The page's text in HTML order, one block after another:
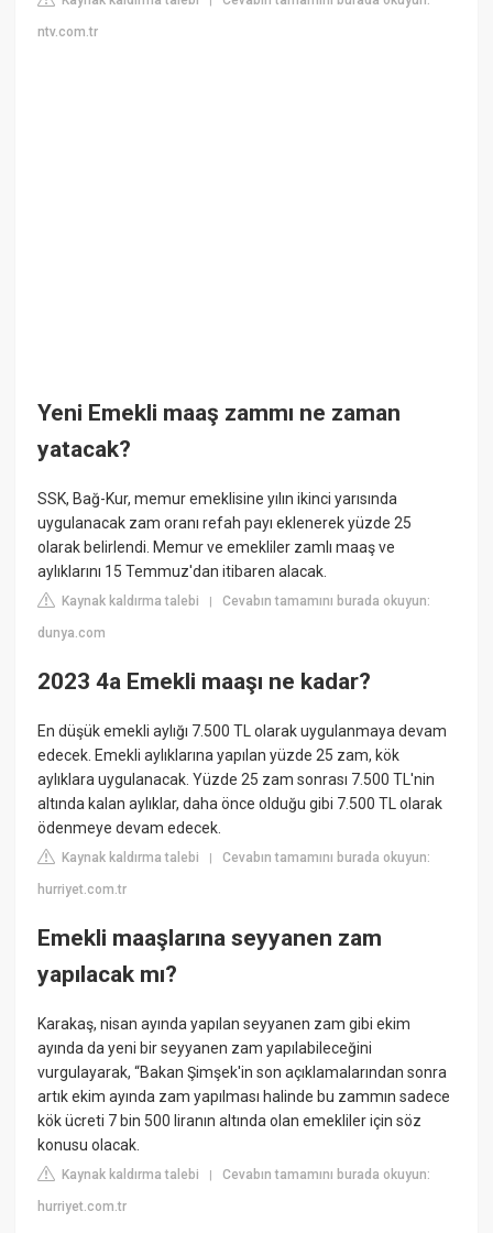
ntv.com.tr
Yeni Emekli maaş zammı ne zaman
yatacak?
SSK, Bağ-Kur, memur emeklisine yılın ikinci yarısında
uygulanacak zam oranı refah payı eklenerek yüzde 25
olarak belirlendi. Memur ve emekliler zamlı maaş ve
aylıklarını 15 Temmuz'dan itibaren alacak.
Kaynak kaldırma talebi |Cevabın tamamını burada okuyun:
dunya.com
2023 4a Emekli maaşı ne kadar?
En düşük emekli aylığı 7.500 TL olarak uygulanmaya devam
edecek. Emekli aylıklarına yapılan yüzde 25 zam, kök
aylıklara uygulanacak. Yüzde 25 zam sonrası 7.500 TL'nin
altında kalan aylıklar, daha önce olduğu gibi 7.500 TL olarak
ödenmeye devam edecek.
Kaynak kaldırma talebi |Cevabın tamamını burada okuyun:
hurriyet.com.tr
Emekli maaşlarına seyyanen zam
yapılacak mı?
Karakaş, nisan ayında yapılan seyyanen zam gibi ekim
ayında da yeni bir seyyanen zam yapılabileceğini
vurgulayarak, “Bakan Şimşek'in son açıklamalarından sonra
artık ekim ayında zam yapılması halinde bu zammın sadece
kök ücreti 7 bin 500 liranın altında olan emekliler için söz
konusu olacak.
Kaynak kaldırma talebi |Cevabın tamamını burada okuyun:
hurriyet.com.tr